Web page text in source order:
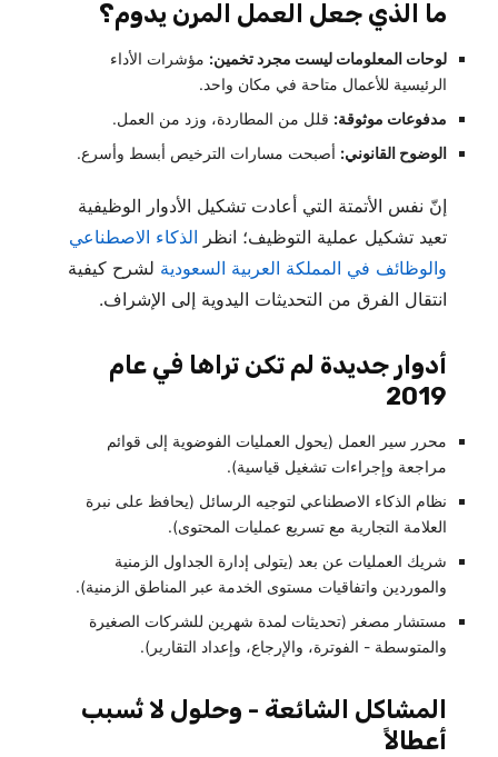
ما الذي جعل العمل المرن يدوم؟
لوحات المعلومات ليست مجرد تخمين: مؤشرات الأداء
الرئيسية للأعمال متاحة في مكان واحد.
مدفوعات موثوقة: قلل من المطاردة، وزد من العمل.
الوضوح القانوني: أصبحت مسارات الترخيص أبسط وأسرع.
إنّ نفس الأتمتة التي أعادت تشكيل الأدوار الوظيفية
تعيد تشكيل عملية التوظيف؛ انظر الذكاء الاصطناعي
والوظائف في المملكة العربية السعودية لشرح كيفية
انتقال الفرق من التحديثات اليدوية إلى الإشراف.
أدوار جديدة لم تكن تراها في عام
2019
محرر سير العمل (يحول العمليات الفوضوية إلى قوائم
مراجعة وإجراءات تشغيل قياسية).
نظام الذكاء الاصطناعي لتوجيه الرسائل (يحافظ على نبرة
العلامة التجارية مع تسريع عمليات المحتوى).
شريك العمليات عن بعد (يتولى إدارة الجداول الزمنية
والموردين واتفاقيات مستوى الخدمة عبر المناطق الزمنية).
مستشار مصغر (تحديثات لمدة شهرين للشركات الصغيرة
والمتوسطة - الفوترة، والإرجاع، وإعداد التقارير).
المشاكل الشائعة - وحلول لا تُسبب
أعطالاً